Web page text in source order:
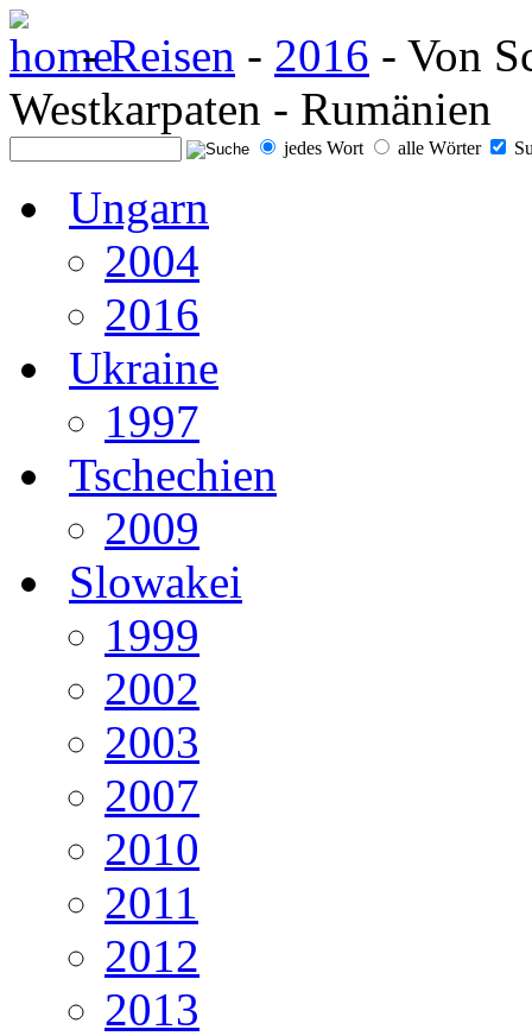
-Reisen - 2016 - Von
Westkarpaten - Rumänien
jedes Wort alle Wörter
Ungarn
2004
2016
Ukraine
1997
Tschechien
2009
Slowakei
1999
2002
2003
2007
2010
2011
2012
2013